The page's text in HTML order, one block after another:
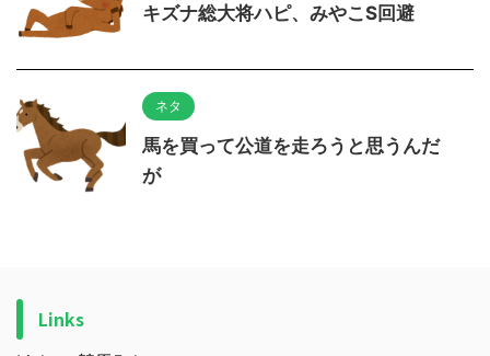
キズナ総大将ハピ、みやこS回避
ネタ
馬を買って公道を走ろうと思うんだ
が
Links